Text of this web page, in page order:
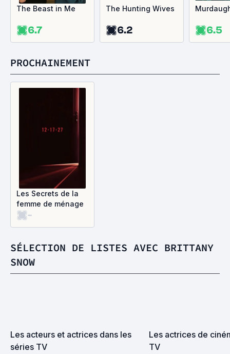
The Beast in Me
6.7
The Hunting Wives
6.2 6.5
PROCHAINEMENT
Les Secrets de la
femme de ménage
-
SÉLECTION DE LISTES AVEC BRITTANY
SNOW
Les acteurs et actrices dans les
séries TV
Les actrices de
TV